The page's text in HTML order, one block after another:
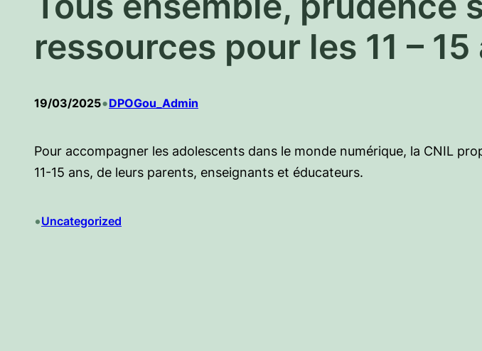
ressources pour les 11 – 15
19/03/2025•DPOGou_Admin
Pour accompagner les adolescents dans le monde numérique, la CNIL
11-15 ans, de leurs parents, enseignants et éducateurs.
•Uncategorized